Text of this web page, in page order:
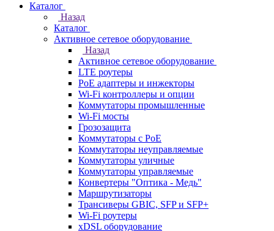
Каталог
Назад
Каталог
Активное сетевое оборудование
Назад
Активное сетевое оборудование
LTE роутеры
PoE адаптеры и инжекторы
Wi-Fi контроллеры и опции
Коммутаторы промышленные
Wi-Fi мосты
Грозозащита
Коммутаторы c PoE
Коммутаторы неуправляемые
Коммутаторы уличные
Коммутаторы управляемые
Конвертеры "Оптика - Медь"
Маршрутизаторы
Трансиверы GBIC, SFP и SFP+
Wi-Fi роутеры
xDSL оборудование